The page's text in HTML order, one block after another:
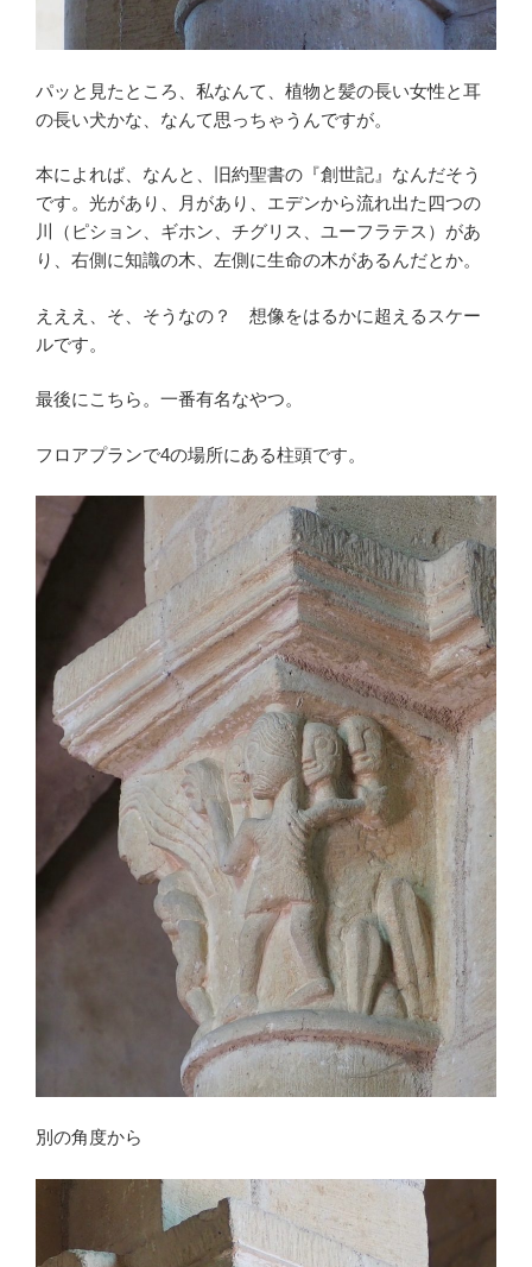
パッと見たところ、私なんて、植物と髪の長い女性と耳
の長い犬かな、なんて思っちゃうんですが。
本によれば、なんと、旧約聖書の『創世記』なんだそう
です。光があり、月があり、エデンから流れ出た四つの
川（ピション、ギホン、チグリス、ユーフラテス）があ
り、右側に知識の木、左側に生命の木があるんだとか。
えええ、そ、そうなの？ 想像をはるかに超えるスケー
ルです。
最後にこちら。一番有名なやつ。
フロアプランで4の場所にある柱頭です。
別の角度から